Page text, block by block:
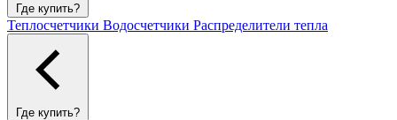
Где купить?
Теплосчетчики Водосчетчики Распределители тепла
Где купить?